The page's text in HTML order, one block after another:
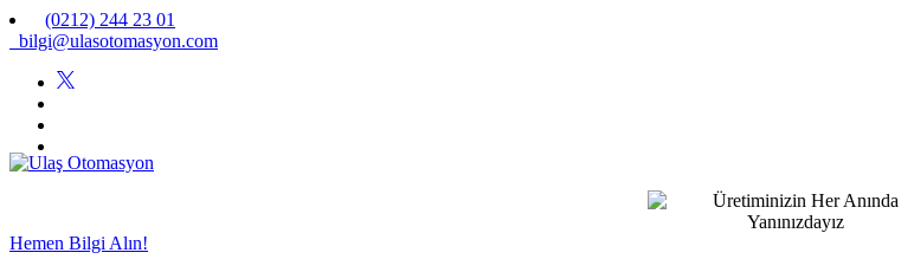
(0212) 244 23 01
bilgi@ulasotomasyon.com
Hemen Bilgi Alın!